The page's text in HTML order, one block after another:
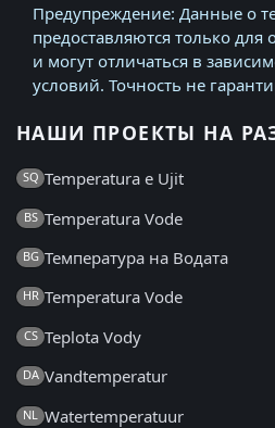
Предупреждение: Данные о
предоставляются только
и могут отличаться в
условий. Точность не
НАШИ ПРОЕКТЫ НА
SQ Temperatura e Ujit
BS Temperatura Vode
BG Температура на Водата
HR Temperatura Vode
CS Teplota Vody
DA Vandtemperatur
NL Watertemperatuur